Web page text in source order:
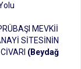
MEVKİİ
SİTESİNİN
(Beydağ